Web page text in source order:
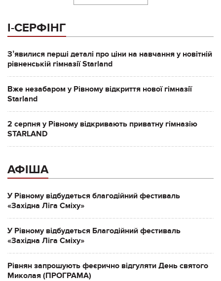
І-СЕРФІНГ
Зʼявилися перші деталі про ціни на навчання у новітній
рівненській гімназії Starland
Вже незабаром у Рівному відкриття нової гімназії
Starland
2 серпня у Рівному відкривають приватну гімназію
STARLAND
АФІША
У Рівному відбудеться благодійний фестиваль
«Західна Ліга Сміху»
У Рівному відбудеться Благодійний фестиваль
«Західна Ліга Сміху»
Рівнян запрошують феєрично відгуляти День святого
Миколая (ПРОГРАМА)